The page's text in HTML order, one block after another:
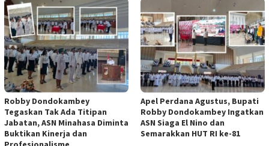
Robby Dondokambey
Tegaskan Tak Ada Titipan
Jabatan, ASN Minahasa Diminta
Buktikan Kinerja dan
Apel Perdana Agustus, Bupati
Robby Dondokambey Ingatkan
ASN Siaga El Nino dan
Semarakkan HUT RI ke-81